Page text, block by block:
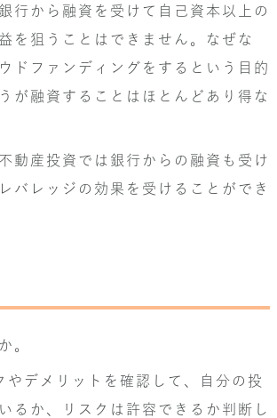
行から融資を受けて自己資本以上の
を狙うことはできません。なぜな
ドファンディングをするという目的
が融資することはほとんどあり得な
動産投資では銀行からの融資も受け
バレッジの効果を受けることができ
。
やデメリットを確認して、自分の投
るか、リスクは許容できるか判断し